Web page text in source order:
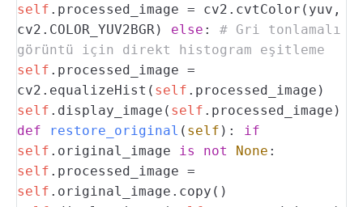
self .processed_image = cv2.cvtColor(yuv,
cv2.COLOR_YUV2BGR)
else :
# Gri tonlamalı
görüntü için direkt histogram eşitleme
self .processed_image =
cv2.equalizeHist( self .processed_image)
self .display_image( self .processed_image)
def
restore_original ( self ):
if
self .original_image is not None :
self .processed_image =
self .original_image.copy()